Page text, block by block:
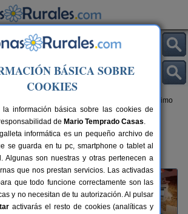
> Casa Jerónimo
del Romeral (Huesca)
8+1 plazas 19 km de Huesca
BÁSICA SOBRE
COOKIES
la información básica sobre las cookies de
de Mario Temprado Casas.
informática es un pequeño archivo de
se guarda en tu pc, smartphone o tablet al
Algunas son nuestras y otras pertenecen a
que nos prestan servicios. Las activadas
que todo funcione correctamente son las
y no necesitan de tu autorización. Al pulsar
activarás el resto de cookies (analíticas y